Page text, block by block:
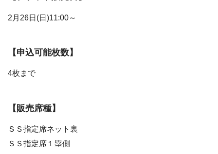
2月26日(日)11:00～
【申込可能枚数】
4枚まで
【販売席種】
ＳＳ指定席ネット裏
ＳＳ指定席１塁側